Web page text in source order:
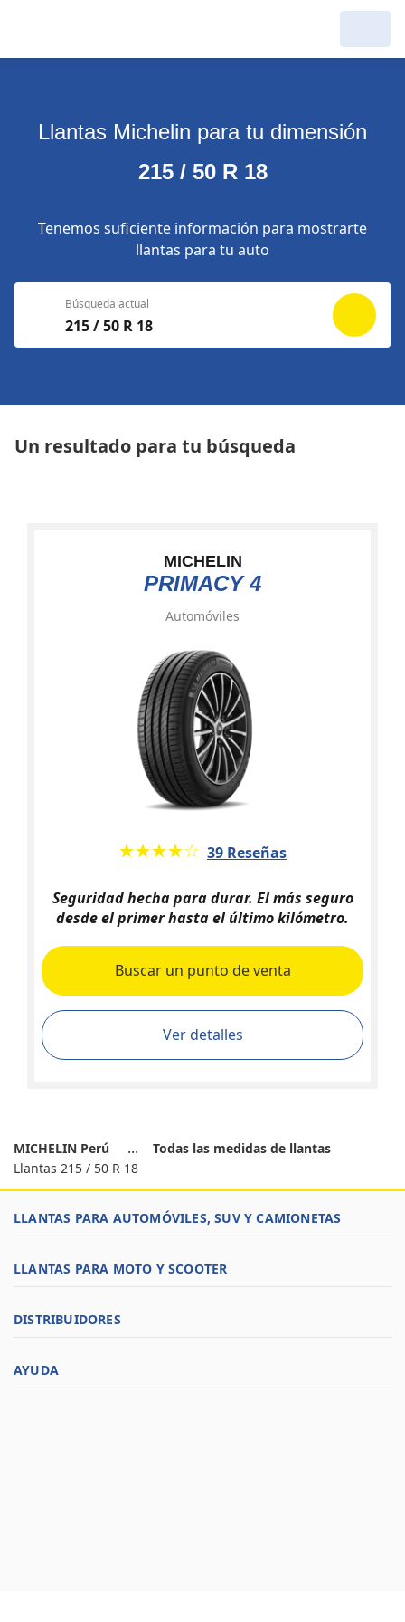
Llantas Michelin para tu dimensión
215 / 50 R 18
Tenemos suficiente información para mostrarte
llantas para tu auto
Búsqueda actual
215 / 50 R 18
Un resultado para tu búsqueda
MICHELIN
PRIMACY 4
Automóviles
★★★★★
☆☆☆☆☆ 39 Reseñas
Seguridad hecha para durar. El más seguro
desde el primer hasta el último kilómetro.
Buscar un punto de venta
Ver detalles
MICHELIN Perú
Todas las medidas de llantas
Llantas 215 / 50 R 18
LLANTAS PARA AUTOMÓVILES, SUV Y CAMIONETAS
LLANTAS PARA MOTO Y SCOOTER
DISTRIBUIDORES
AYUDA